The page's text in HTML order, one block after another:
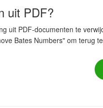
uit PDF?
uit PDF-documenten te
Bates Numbers" om terug